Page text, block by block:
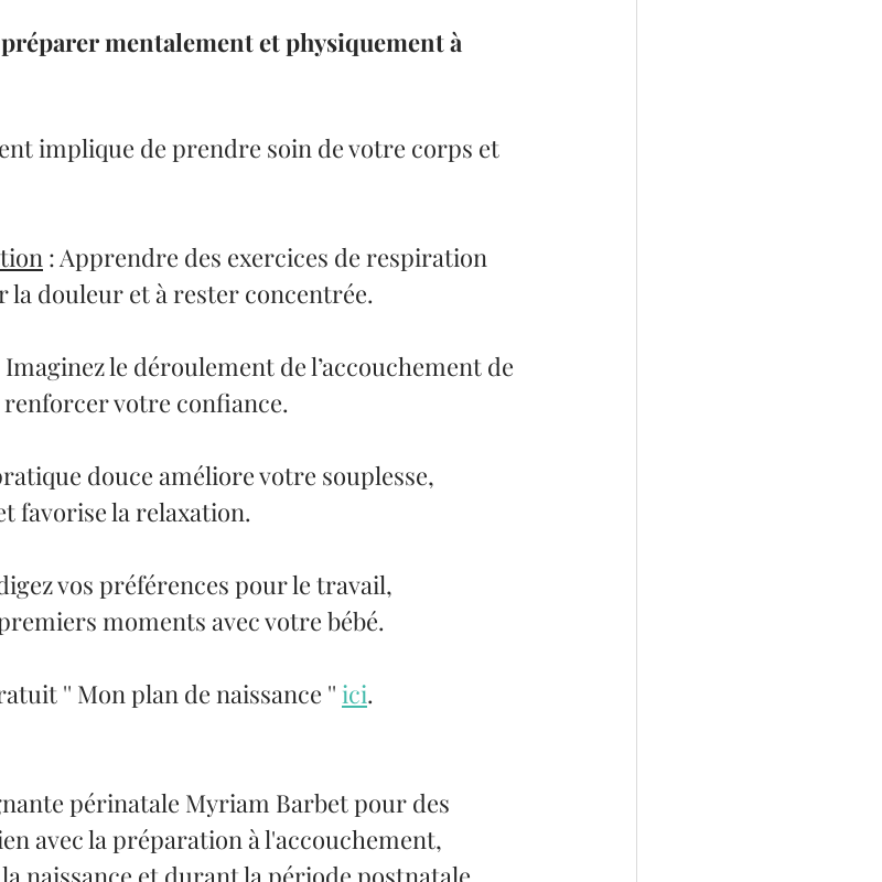
mentalement et physiquement à
implique de prendre soin de votre corps et
: Apprendre des exercices de respiration
la douleur et à rester concentrée.
Imaginez le déroulement de l’accouchement de
votre confiance.
douce améliore votre souplesse,
favorise la relaxation.
vos préférences pour le travail,
moments avec votre bébé.
'' Mon plan de naissance '' ici.
périnatale Myriam Barbet pour des
avec la préparation à l'accouchement,